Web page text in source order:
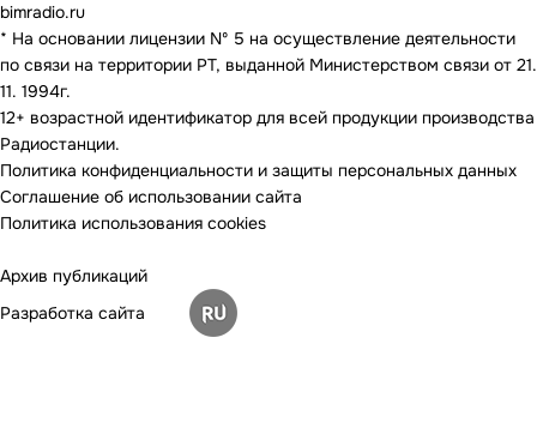
bimradio.ru
* На основании лицензии Nº 5 на осуществление деятельности
по связи на территории РТ, выданной Министерством связи от 21.
11. 1994г.
12+ возрастной идентификатор для всей продукции производства
Радиостанции.
Политика конфиденциальности и защиты персональных данных
Соглашение об использовании сайта
Политика использования cookies
Архив публикаций
Разработка сайта